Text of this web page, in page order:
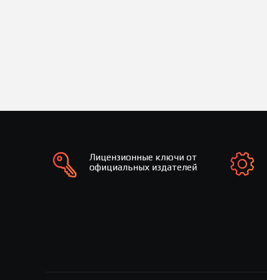
Лицензионные ключи от
официальных издателей